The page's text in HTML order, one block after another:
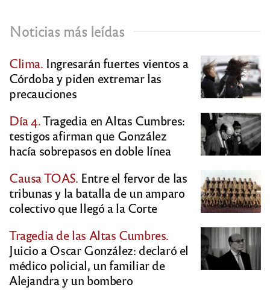
Noticias más leídas
Clima. Ingresarán fuertes vientos a
Córdoba y piden extremar las
precauciones
Día 4.Tragedia en Altas Cumbres:
testigos afirman que González
hacía sobrepasos en doble línea
Causa TOAS. Entre el fervor de las
tribunas y la batalla de un amparo
colectivo que llegó a la Corte
Tragedia de las Altas Cumbres.
Juicio a Oscar González: declaró el
médico policial, un familiar de
Alejandra y un bombero